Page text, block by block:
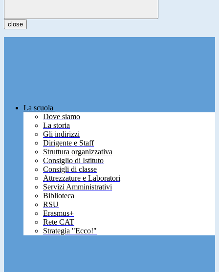
close
La scuola
Dove siamo
La storia
Gli indirizzi
Dirigente e Staff
Struttura organizzativa
Consiglio di Istituto
Consigli di classe
Attrezzature e Laboratori
Servizi Amministrativi
Biblioteca
RSU
Erasmus+
Rete CAT
Strategia "Ecco!"